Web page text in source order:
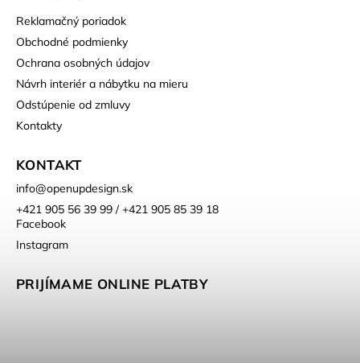
Reklamačný poriadok
Obchodné podmienky
Ochrana osobných údajov
Návrh interiér a nábytku na mieru
Odstúpenie od zmluvy
Kontakty
KONTAKT
info@openupdesign.sk
+421 905 56 39 99 / +421 905 85 39 18
Facebook
Instagram
PRIJÍMAME ONLINE PLATBY